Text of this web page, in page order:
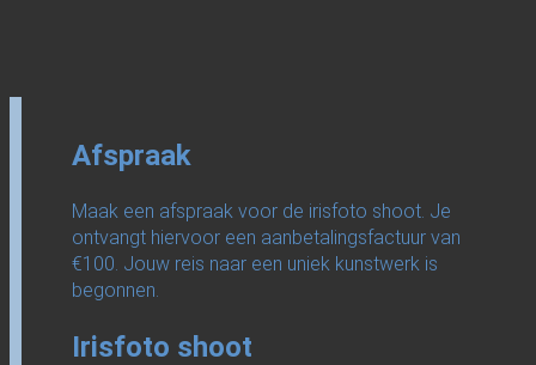
Afspraak
Maak een afspraak voor de irisfoto shoot. Je
ontvangt hiervoor een aanbetalingsfactuur van
€100. Jouw reis naar een uniek kunstwerk is
begonnen.
Irisfoto shoot